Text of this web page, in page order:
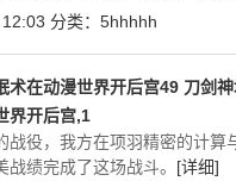
，防御虚圈
[详细]
分类： 5hhhhh
术在动漫世界开后宫49 刀剑
界开后宫,1
战役，我方在项羽精密的计算
战绩完成了这场战斗。 [详细]